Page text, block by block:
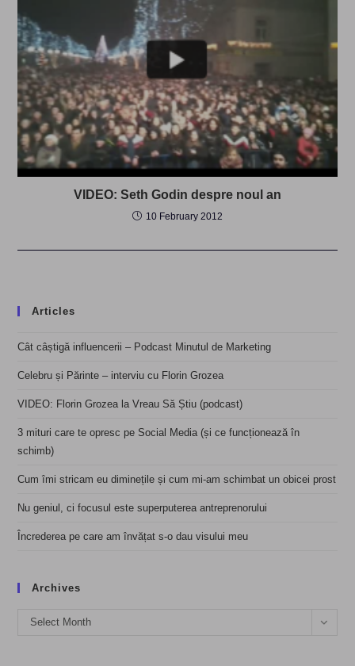
VIDEO: Seth Godin despre noul an
10 February 2012
Articles
Cât câștigă influencerii – Podcast Minutul de Marketing
Celebru și Părinte – interviu cu Florin Grozea
VIDEO: Florin Grozea la Vreau Să Știu (podcast)
3 mituri care te opresc pe Social Media (și ce funcționează în
schimb)
Cum îmi stricam eu diminețile și cum mi-am schimbat un obicei prost
Nu geniul, ci focusul este superputerea antreprenorului
Încrederea pe care am învățat s-o dau visului meu
Archives
Archives
Select Month